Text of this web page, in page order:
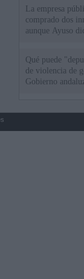
La empresa
comprado dos
aunque Ayuso
Qué puede
de violencia de
Gobierno